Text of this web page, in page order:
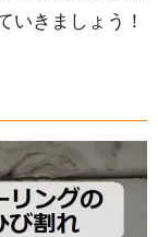
いきましょう！